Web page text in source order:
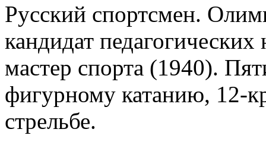
Русский спортсмен.
кандидат
мастер спорта (1940).
фигурному катанию, 12-
стрельбе.